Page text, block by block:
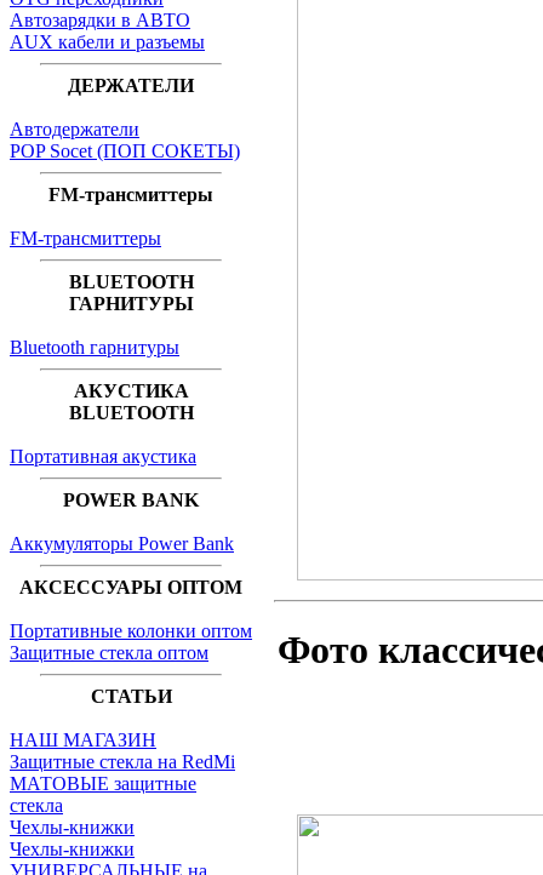
Автозарядки в АВТО
AUX кабели и разъемы
ДЕРЖАТЕЛИ
Автодержатели
POP Socet (ПОП СОКЕТЫ)
FM-трансмиттеры
FM-трансмиттеры
BLUETOOTH
ГАРНИТУРЫ
Bluetooth гарнитуры
АКУСТИКА
BLUETOOTH
Портативная акустика
POWER BANK
Аккумуляторы Power Bank
АКСЕССУАРЫ ОПТОМ
Портативные колонки оптом
Защитные стекла оптом
СТАТЬИ
НАШ МАГАЗИН
Защитные стекла на RedMi
МАТОВЫЕ защитные
стекла
Чехлы-книжки
Чехлы-книжки
УНИВЕРСАЛЬНЫЕ на
Фото